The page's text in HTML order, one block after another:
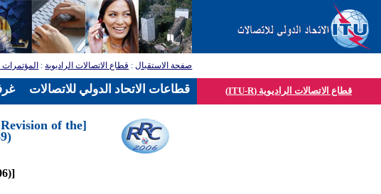
صفحة الاستقبال: قطاع الاتصالات الراديوية:
قطاع الاتصالات الراديوية (ITU-R)
of the
[(Geneva, Switzerland, 15 May-16 June 2006)]
قطاعات الاتحاد الدولي للاتصالات